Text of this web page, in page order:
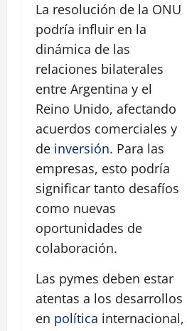
La resolución de la ONU
podría influir en la
dinámica de las
relaciones bilaterales
entre Argentina y el
Reino Unido, afectando
acuerdos comerciales y
de inversión. Para las
empresas, esto podría
significar tanto desafíos
como nuevas
oportunidades de
colaboración.
Las pymes deben estar
atentas a los desarrollos
en política internacional,